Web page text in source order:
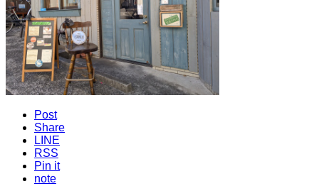
Post
Share
LINE
RSS
Pin it
note